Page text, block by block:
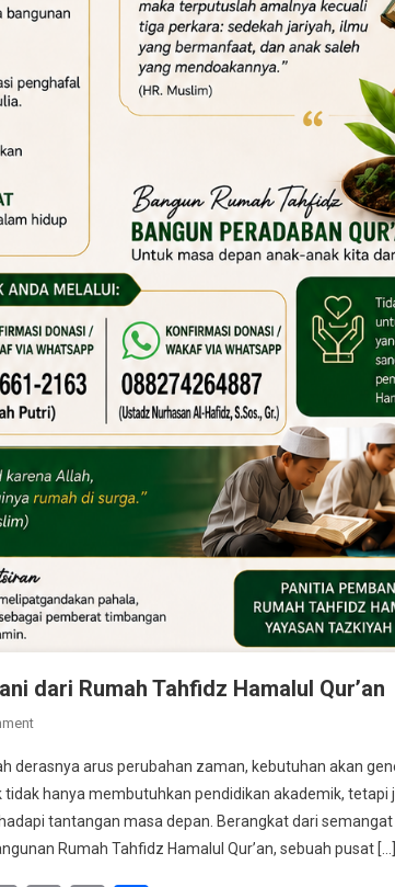
dari Rumah Tahfidz Hamalul Qur’an
On
Peradaban
Qur’ani
Dari
Rumah
derasnya arus perubahan zaman, kebutuhan akan
tidak hanya membutuhkan pendidikan akademik,
tantangan masa depan. Berangkat dari
Rumah Tahfidz Hamalul Qur’an, sebuah pusat […]